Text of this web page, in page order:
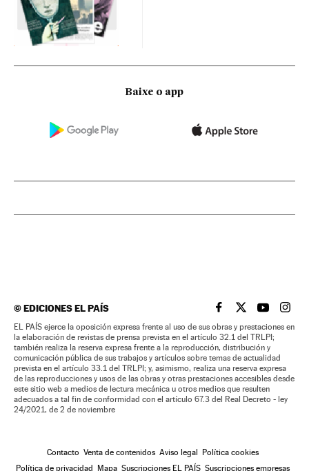
Baixe o app
©EDICIONES EL PAÍS EL PAÍS BRASIL EN
EL PAÍSEL PAÍS
EL
EL PAÍS ejerce la oposición expresa frente al uso de sus obras y prestaciones en
la elaboración de revistas de prensa prevista en el artículo 32.1 del TRLPI;
también realiza la reserva expresa frente a la reproducción, distribución y
comunicación pública de sus trabajos y artículos sobre temas de actualidad
prevista en el artículo 33.1 del TRLPI; y, asimismo, realiza una reserva expresa
de las reproducciones y usos de las obras y otras prestaciones accesibles desde
este sitio web a medios de lectura mecánica u otros medios que resulten
adecuados a tal fin de conformidad con el artículo 67.3 del Real Decreto - ley
24/2021, de 2 de noviembre
Contacto Venta de contenidos Aviso legal
Política cookies
Política de privacidad
Mapa Suscripciones EL PAÍS Suscripciones empresas